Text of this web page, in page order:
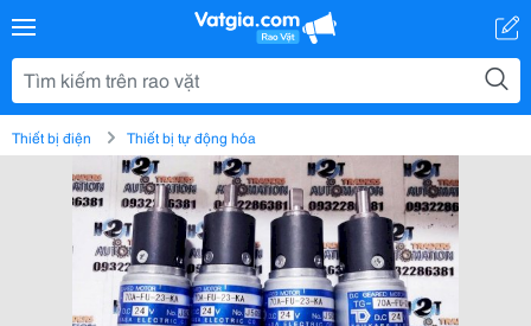
Thiết bị điện Thiết bị tự động hóa